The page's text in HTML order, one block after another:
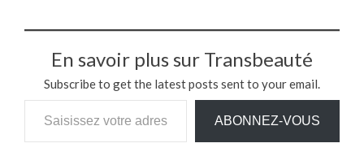
En savoir plus sur Transbeauté
Subscribe to get the latest posts sent to your email.
ABONNEZ-VOUS